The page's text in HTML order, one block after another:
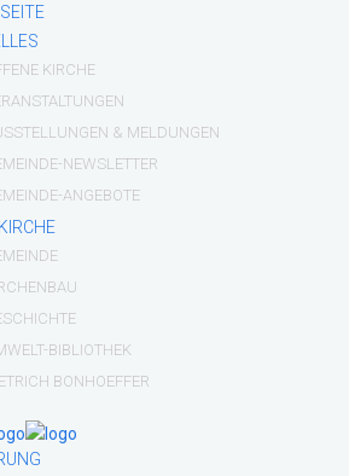
KIRCHE
& MELDUNGEN
NEWSLETTER
ANGEBOTE
BIBLIOTHEK
BONHOEFFER